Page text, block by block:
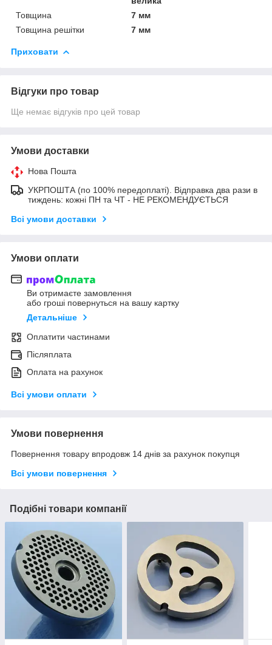
Товщина
7 мм
Товщина решітки
7 мм
Приховати
Відгуки про товар
Ще немає відгуків про цей товар
Умови доставки
Нова Пошта
УКРПОШТА (по 100% передоплаті). Відправка два рази в
тиждень: кожні ПН та ЧТ - НЕ РЕКОМЕНДУЄТЬСЯ
Всі умови доставки
Умови оплати
Ви отримаєте замовлення
або гроші повернуться на вашу картку
Детальніше
Оплатити частинами
Післяплата
Оплата на рахунок
Всі умови оплати
Умови повернення
Повернення товару впродовж 14 днів за рахунок покупця
Всі умови повернення
Подібні товари компанії